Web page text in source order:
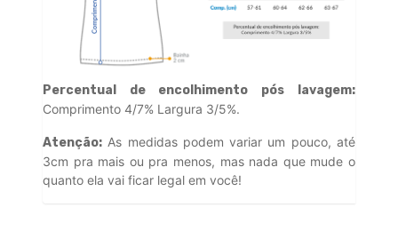
Percentual de encolhimento pós lavagem:
Comprimento 4/7% Largura 3/5%.
Atenção: As medidas podem variar um pouco, até
3cm pra mais ou pra menos, mas nada que mude o
quanto ela vai ficar legal em você!